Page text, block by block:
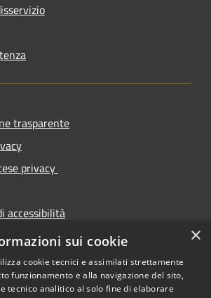
trasparente
privacy
accessibilità
×
sui cookie
cookie tecnici e assimilati strettamente
funzionamento e alla navigazione del sito,
tecnico analitico al solo fine di elaborare